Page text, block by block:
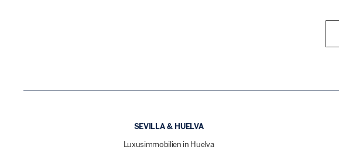
SEVILLA & HUELVA
Luxusimmobilien in Huelva